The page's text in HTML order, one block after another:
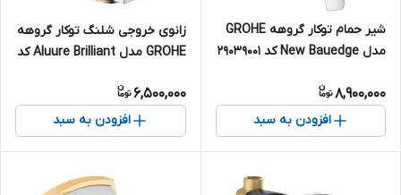
شیر حمام توکار گروهه GROHE
مدل New Bauedge کد 29039001
8,900,000
افزودن به سبد
زانوی خروجی شلنگ توکار گروهه
GROHE مدل Aluure Brilliant کد
6,500,000
افزودن به سبد